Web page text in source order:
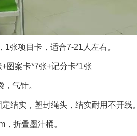
项目卡，适合7-21人左右。
案卡*7张+记分卡*1张
气针。
实，塑封绳头，结实耐用不开线。
折叠墨汁桶。